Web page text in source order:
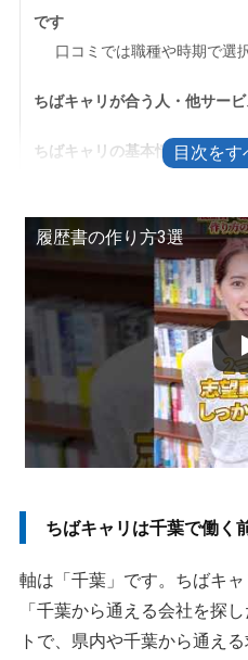
です
口コミでは職種や時期で選
ちばキャリが合う人・他サー
ちばキャリの基本情報
ちばキャリとちばキャリス
求職者側の利用料金は無料
ログインできないときは登
50代・ミドル世代は応募条
求人が少ないと感じたら条件を
条件を重ねすぎると候補は
執筆者・監修者のmotoについ
履歴書の作り方3選
ちばキャリは千葉で働く
軸は「千葉」です。ちばキャ
「千葉から通える会社を探
トで、県内や千葉から通え